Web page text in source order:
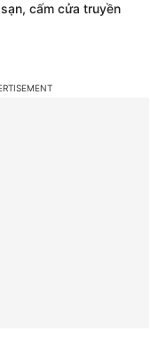
sạn, cấm cửa truyền